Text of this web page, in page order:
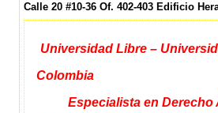
Calle 20 #10-36 Of. 402-403 Edificio
Universidad Libre –
Colombia
Especialista en Derecho